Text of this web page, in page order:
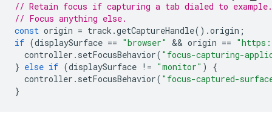
// Retain focus if capturing a tab dialed to
// Focus anything else.
const origin = track .getCaptureHandle().origin ;
if (displaySurface == "browser" && origin ==
controller . setFocusBehavior( "focus-capturing-
} else if (displaySurface != "monitor" )
{
controller . setFocusBehavior( "focus-captured-
}